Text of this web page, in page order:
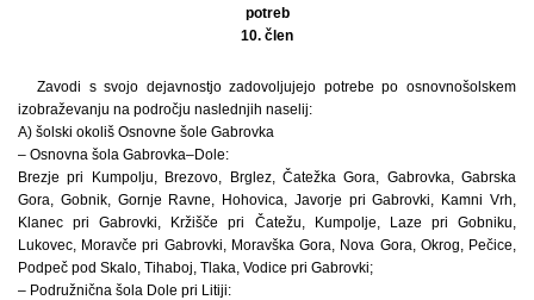
potreb
10. člen
Zavodi s svojo dejavnostjo zadovoljujejo potrebe po osnovnošolskem
izobraževanju na področju naslednjih naselij:
A) šolski okoliš Osnovne šole Gabrovka
– Osnovna šola Gabrovka–Dole:
Brezje pri Kumpolju, Brezovo, Brglez, Čatežka Gora, Gabrovka, Gabrska
Gora, Gobnik, Gornje Ravne, Hohovica, Javorje pri Gabrovki, Kamni Vrh,
Klanec pri Gabrovki, Kržišče pri Čatežu, Kumpolje, Laze pri Gobniku,
Lukovec, Moravče pri Gabrovki, Moravška Gora, Nova Gora, Okrog, Pečice,
Podpeč pod Skalo, Tihaboj, Tlaka, Vodice pri Gabrovki;
– Podružnična šola Dole pri Litiji: